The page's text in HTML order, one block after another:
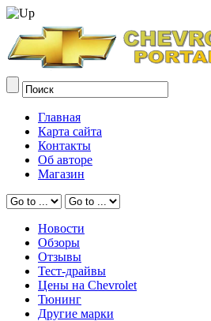
Главная
Карта сайта
Контакты
Об авторе
Магазин
Новости
Обзоры
Отзывы
Тест-драйвы
Цены на Chevrolet
Тюнинг
Другие марки